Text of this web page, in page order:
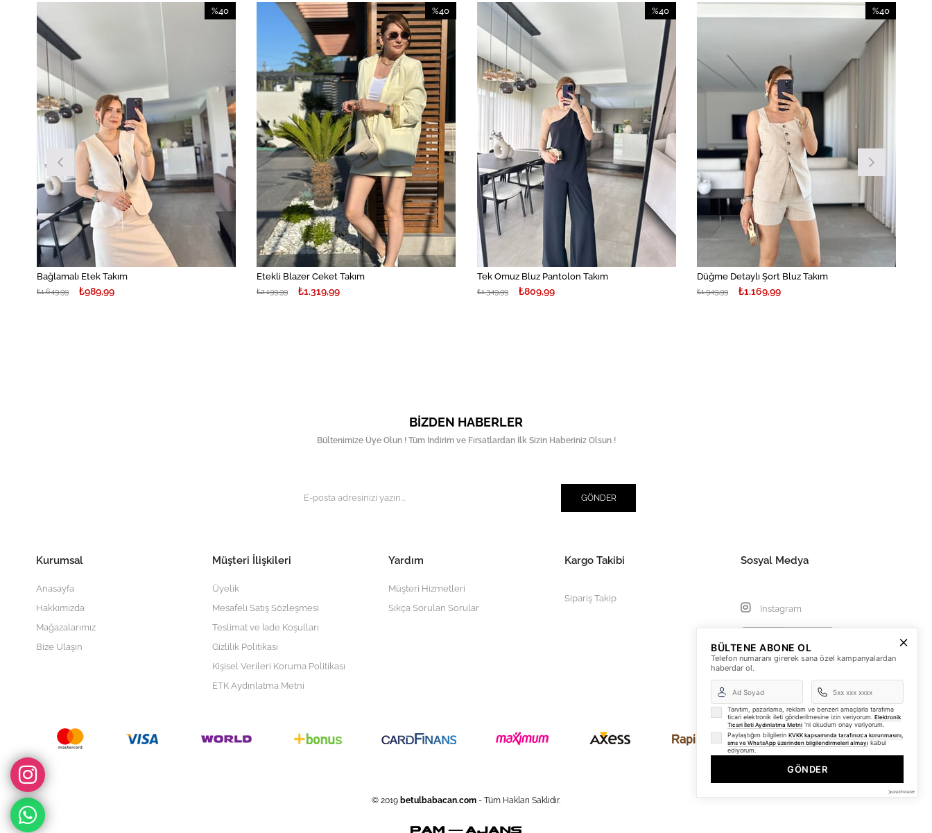
Bağlamalı Etek Takım
₺989,99
₺1.649,99
%40
Etekli Blazer Ceket Takım
₺1.319,99
₺2.199,99
%40
İndirim
%40İndirim
Tek Omuz Bluz Pantolon Takım
₺809,99
₺1.349,99
%40
İndirim
%40İndirim
Düğme Detaylı Şort Bluz Takım
₺1.169,99
₺1.949,99
%40
İndirim
%40İndirim
BIZDEN HABERLER
Bültenimize Üye Olun ! Tüm İndirim ve Fırsatlardan İlk Sizin Haberiniz Olsun !
GÖNDER
Kurumsal
Anasayfa
Hakkımızda
Mağazalarımız
Bize Ulaşın
Müşteri İlişkileri
Üyelik
Mesafeli Satış Sözleşmesi
Teslimat ve İade Koşulları
Gizlilik Politikası
Kişisel Verileri Koruma Politikası
ETK Aydınlatma Metni
Yardım
Müşteri Hizmetleri
Sıkça Sorulan Sorular
Kargo Takibi
Sipariş Takip
Sosyal Medya
Instagram
© 2019 betulbabacan.com - Tüm Hakları Saklıdır.
BÜLTENE ABONE OL
Telefon numaranı girerek sana özel kampanyalardan
haberdar ol.
Tanıtım, pazarlama, reklam ve benzeri amaçlarla tarafıma
ticari elektronik ileti gönderilmesine izin veriyorum. Elektronik
Ticari İleti Aydınlatma Metni 'ni okudum onay veriyorum.
Paylaştığım bilgilerin KVKK kapsamında tarafınızca korunmasını,
sms ve WhatsApp üzerinden bilgilendirmeleri almayı kabul
ediyorum.
GÖNDER